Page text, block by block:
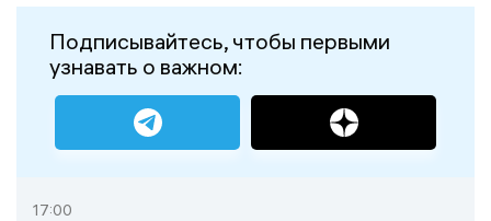
Подписывайтесь, чтобы первыми
узнавать о важном:
17:00